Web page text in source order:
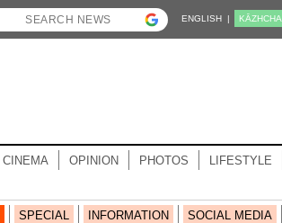
ENGLISH | KĀZHCHA
CINEMA OPINION PHOTOS LIFESTYLE
SPECIAL INFORMATION SOCIAL MEDIA